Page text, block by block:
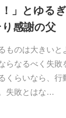
」とゆる
感謝の父
ものは大きいと
らなるべく失敗
くらいなら、行
失敗とはな…